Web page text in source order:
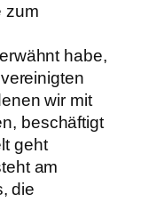
zum
habe,
wir mit
beschäftigt
geht
am
die